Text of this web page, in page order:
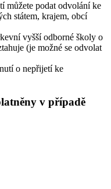
můžete podat odvolání ke
státem, krajem, obcí
vyšší odborné školy o
(je možné se odvolat
o nepřijetí ke
v případě